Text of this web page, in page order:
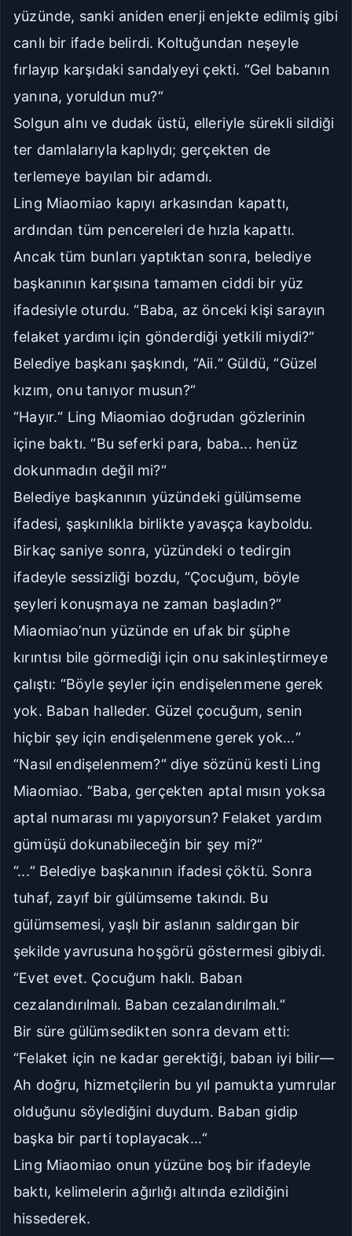
Yorumlar
yüzünde, sanki aniden enerji enjekte edilmiş gibi
canlı bir ifade belirdi. Koltuğundan neşeyle
fırlayıp karşıdaki sandalyeyi çekti. “Gel babanın
yanına, yoruldun mu?“
Solgun alnı ve dudak üstü, elleriyle sürekli sildiği
ter damlalarıyla kaplıydı; gerçekten de
terlemeye bayılan bir adamdı.
Ling Miaomiao kapıyı arkasından kapattı,
ardından tüm pencereleri de hızla kapattı.
Ancak tüm bunları yaptıktan sonra, belediye
başkanının karşısına tamamen ciddi bir yüz
ifadesiyle oturdu. “Baba, az önceki kişi sarayın
felaket yardımı için gönderdiği yetkili miydi?“
Belediye başkanı şaşkındı, “Aii.“ Güldü, “Güzel
kızım, onu tanıyor musun?“
“Hayır.“ Ling Miaomiao doğrudan gözlerinin
içine baktı. “Bu seferki para, baba... henüz
dokunmadın değil mi?“
Belediye başkanının yüzündeki gülümseme
ifadesi, şaşkınlıkla birlikte yavaşça kayboldu.
Birkaç saniye sonra, yüzündeki o tedirgin
ifadeyle sessizliği bozdu, “Çocuğum, böyle
şeyleri konuşmaya ne zaman başladın?“
Miaomiao’nun yüzünde en ufak bir şüphe
kırıntısı bile görmediği için onu sakinleştirmeye
çalıştı: “Böyle şeyler için endişelenmene gerek
yok. Baban halleder. Güzel çocuğum, senin
hiçbir şey için endişelenmene gerek yok...“
“Nasıl endişelenmem?“ diye sözünü kesti Ling
Miaomiao. “Baba, gerçekten aptal mısın yoksa
aptal numarası mı yapıyorsun? Felaket yardım
gümüşü dokunabileceğin bir şey mi?“
“...“ Belediye başkanının ifadesi çöktü. Sonra
tuhaf, zayıf bir gülümseme takındı. Bu
gülümsemesi, yaşlı bir aslanın saldırgan bir
şekilde yavrusuna hoşgörü göstermesi gibiydi.
“Evet evet. Çocuğum haklı. Baban
cezalandırılmalı. Baban cezalandırılmalı.“
Bir süre gülümsedikten sonra devam etti:
“Felaket için ne kadar gerektiği, baban iyi bilir—
Ah doğru, hizmetçilerin bu yıl pamukta yumrular
olduğunu söylediğini duydum. Baban gidip
başka bir parti toplayacak...“
Ling Miaomiao onun yüzüne boş bir ifadeyle
baktı, kelimelerin ağırlığı altında ezildiğini
hissederek.